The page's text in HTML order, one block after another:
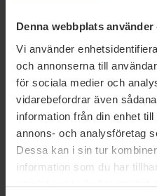
Denna webbplats använder
Vi använder
och annonserna till
för sociala medier och
vidarebefordrar även
information från din enhet
annons- och analysföretag
Dessa kan i sin tur
information som du har
Körbygel
har utgått)
UTGICK 2023-04-01